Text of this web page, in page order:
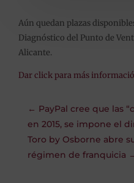
Aún quedan plazas
Diagnóstico del Punto de
Alicante.
Dar click para más
← PayPal cree que las
en 2015, se impone el
Toro by Osborne abre
régimen de franquicia